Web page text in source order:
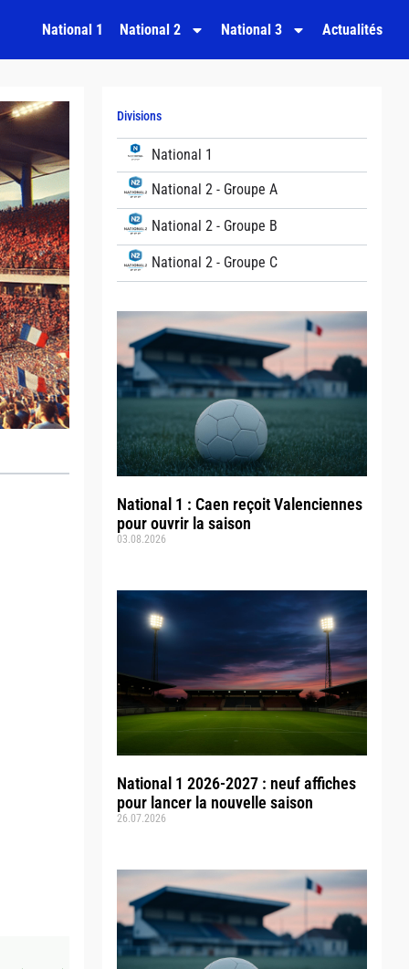
National 1 National 2 National 3 Actualités
Divisions
National 1
National 2 - Groupe A
National 2 - Groupe B
National 2 - Groupe C
National 1 : Caen reçoit Valenciennes
pour ouvrir la saison
03.08.2026
National 1 2026-2027 : neuf affiches
pour lancer la nouvelle saison
26.07.2026